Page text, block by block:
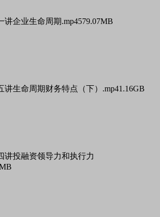
讲企业生命周期.mp4579.07MB
讲生命周期财务特点（下）.mp41.16GB
讲投融资领导力和执行力